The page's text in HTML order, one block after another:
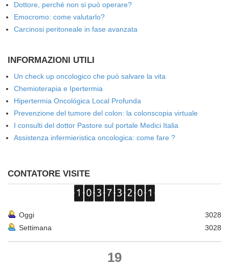
Dottore, perché non si può operare?
Emocromo: come valutarlo?
Carcinosi peritoneale in fase avanzata
INFORMAZIONI UTILI
Un check up oncologico che può salvare la vita
Chemioterapia e Ipertermia
Hipertermia Oncológica Local Profunda
Prevenzione del tumore del colon: la colonscopia virtuale
I consulti del dottor Pastore sul portale Medici Italia
Assistenza infermieristica oncologica: come fare ?
CONTATORE VISITE
Oggi
3028
Settimana
3028
19